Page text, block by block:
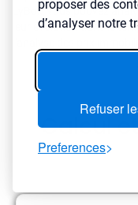
proposer des
d’analyser notre
Refuser
Preferences
LyBox, vous pouvez
leur évolution dans le
Calcul